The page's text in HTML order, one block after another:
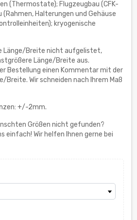
(Thermostate); Flugzeugbau (CFK-
(Rahmen, Halterungen und Gehäuse
kryogenische
Länge/Breite nicht aufgelistet,
Länge/Breite aus.
Bestellung einen Kommentar mit der
Breite. Wir schneiden nach Ihrem Maß
+/-2mm.
Größen nicht gefunden?
einfach! Wir helfen Ihnen gerne bei